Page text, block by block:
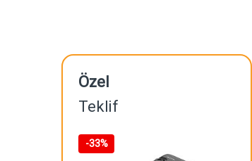
Özel
Teklif
-33%